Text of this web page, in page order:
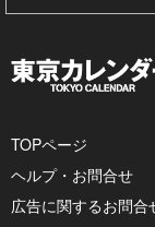
TOPページ
ヘルプ・お問合せ
広告に関するお問合